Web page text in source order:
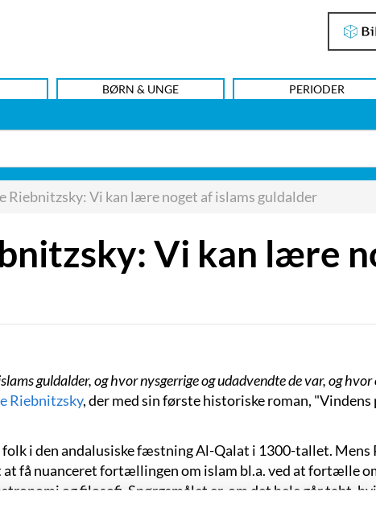
BØRN & UNGE PERIODER
Riebnitzsky: Vi kan lære noget af islams guldalder
Vi kan lære
guldalder, og hvor nysgerrige og udadvendte de var, og
Riebnitzsky, der med sin første historiske roman,
i den andalusiske fæstning Al-Qalat i 1300-tallet.
få nuanceret fortællingen om islam bl.a. ved at fortælle
og filosofi. Spørgsmålet er, om det hele går tabt,